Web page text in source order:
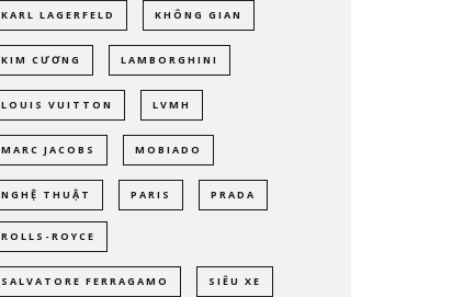
KARL LAGERFELD KHÔNG GIAN
KIM CƯƠNG LAMBORGHINI
LOUIS VUITTON LVMH
MARC JACOBS MOBIADO
NGHỆ THUẬT PARIS PRADA
ROLLS-ROYCE
SALVATORE FERRAGAMO SIÊU XE